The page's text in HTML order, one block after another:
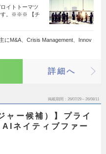
イトトーマツ
す。※※※ 【チ
にM&A、Crisis Management、Innov
詳細へ
掲載期間 26/07/29～26/08/11
ャー候補）】プライ
ネイティブファー